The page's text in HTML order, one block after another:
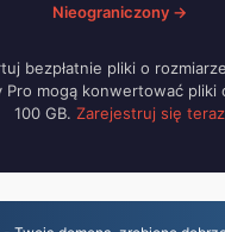
Nieograniczony →
bezpłatnie pliki o
Pro mogą konwertować pliki
100 GB. Zarejestruj się teraz